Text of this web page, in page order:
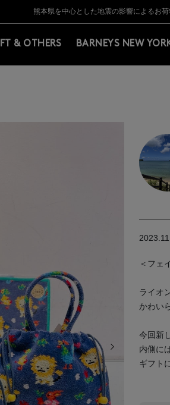
BARNEYS＞会員のお客様は11,000円（税込）
【夏季休業に伴う返品・交換承り一時停止の
熊本県を中心とした地震の影響によるお
【開催中】SUMMER SALEのご案
BARNEYS＞会員のお客様は11,000円（税込）
【夏季休業に伴う返品・交換承り一時停止の
& OTHERS BARNEYS NEW
＜フェ
ライオ
かわい
今回新
内側に
ギフト